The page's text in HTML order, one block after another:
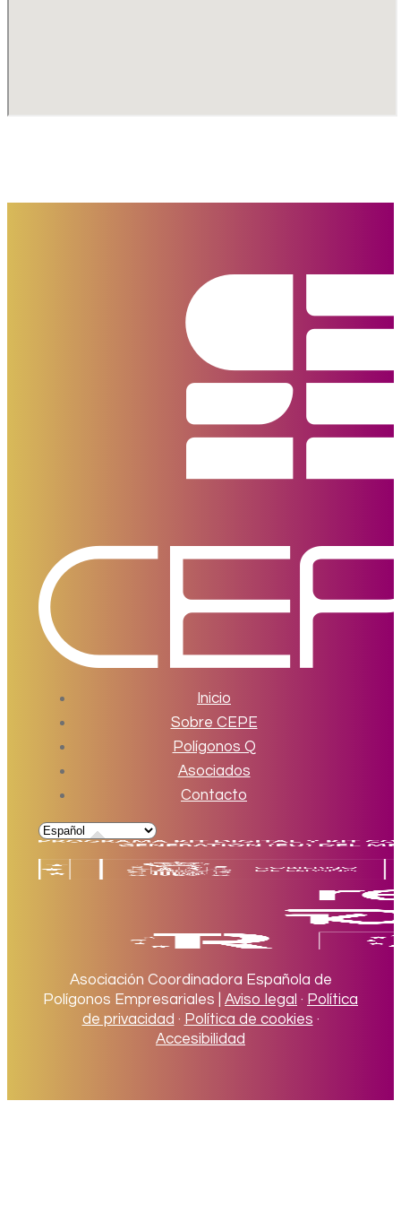
Inicio
Sobre CEPE
Polígonos Q
Asociados
Contacto
Asociación Coordinadora Española de
Polígonos Empresariales | Aviso legal · Política
de privacidad · Política de cookies ·
Accesibilidad